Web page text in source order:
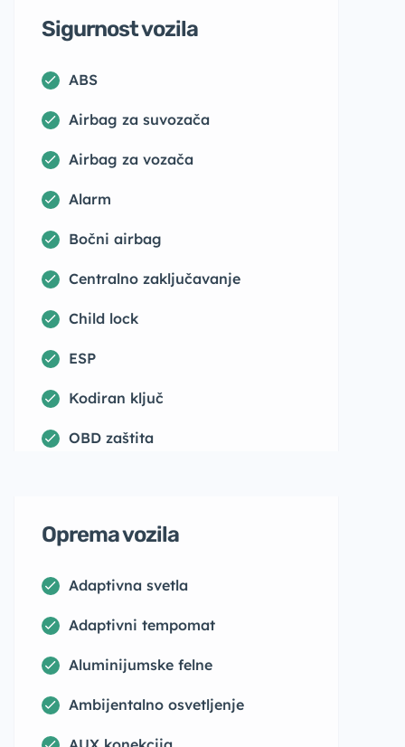
Sigurnost vozila
ABS
Airbag za suvozača
Airbag za vozača
Alarm
Bočni airbag
Centralno zaključavanje
Child lock
ESP
Kodiran ključ
OBD zaštita
Oprema vozila
Adaptivna svetla
Adaptivni tempomat
Aluminijumske felne
Ambijentalno osvetljenje